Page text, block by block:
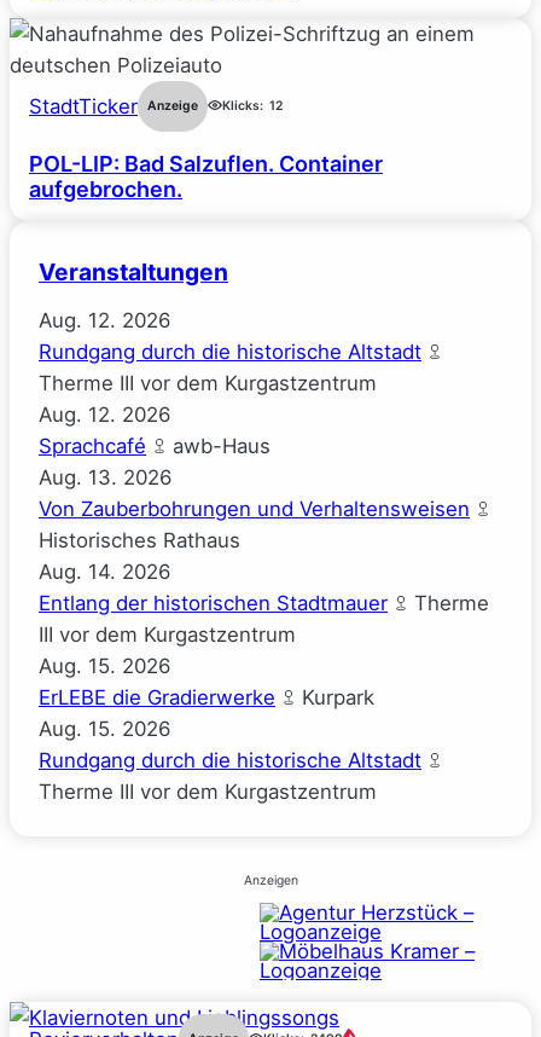
StadtTicker Anzeige Klicks: 12
POL-LIP: Bad Salzuflen. Container
aufgebrochen.
Veranstaltungen
Aug. 12. 2026
Rundgang durch die historische Altstadt
Therme III vor dem Kurgastzentrum
Aug. 12. 2026
Sprachcafé
awb-Haus
Aug. 13. 2026
Von Zauberbohrungen und Verhaltensweisen
Historisches Rathaus
Aug. 14. 2026
Entlang der historischen Stadtmauer
Therme
III vor dem Kurgastzentrum
Aug. 15. 2026
ErLEBE die Gradierwerke
Kurpark
Aug. 15. 2026
Rundgang durch die historische Altstadt
Therme III vor dem Kurgastzentrum
Anzeigen